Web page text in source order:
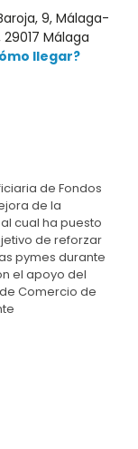
9, Málaga-
29017 Málaga
llegar?
de Fondos
de la
cual ha puesto
de reforzar
pymes durante
el apoyo del
Comercio de